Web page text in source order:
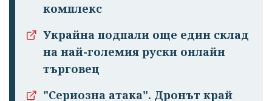
комплекс
Украйна подпали още един склад
на най-големия руски онлайн
търговец
"Сериозна атака". Дронът край